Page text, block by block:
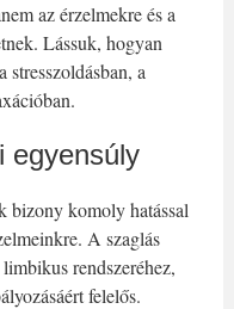
az érzelmekre és a
Lássuk, hogyan
stresszoldásban, a
egyensúly
bizony komoly hatással
A szaglás
rendszeréhez,
felelős.